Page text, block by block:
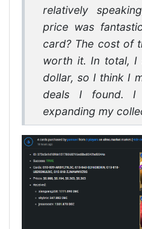
relatively
price was
card? The cost of
worth it. In total, I
dollar, so I think I
deals I found. I
expanding my